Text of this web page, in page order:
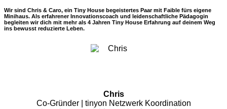
Wir sind Chris & Caro, ein Tiny House begeistertes Paar mit Faible fürs eigene
Minihaus. Als erfahrener Innovationscoach und leidenschaftliche Pädagogin
begleiten wir dich mit mehr als 4 Jahren Tiny House Erfahrung auf deinem Weg
ins bewusst reduzierte Leben.
Chris
Co-Gründer | tinyon Netzwerk Koordination